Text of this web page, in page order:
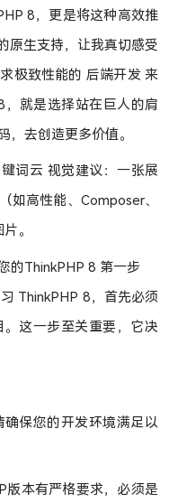
8，更是将这种高效推
原生支持，让我真切感受
极致性能的 后端开发 来
就是选择站在巨人的肩
，去创造更多价值。
词云 视觉建议：一张展
如高性能、Composer、
。
的ThinkPHP 8 第一步
ThinkPHP 8，首先必须
这一步至关重要，它决
保您的开发环境满足以
版本有严格要求，必须是